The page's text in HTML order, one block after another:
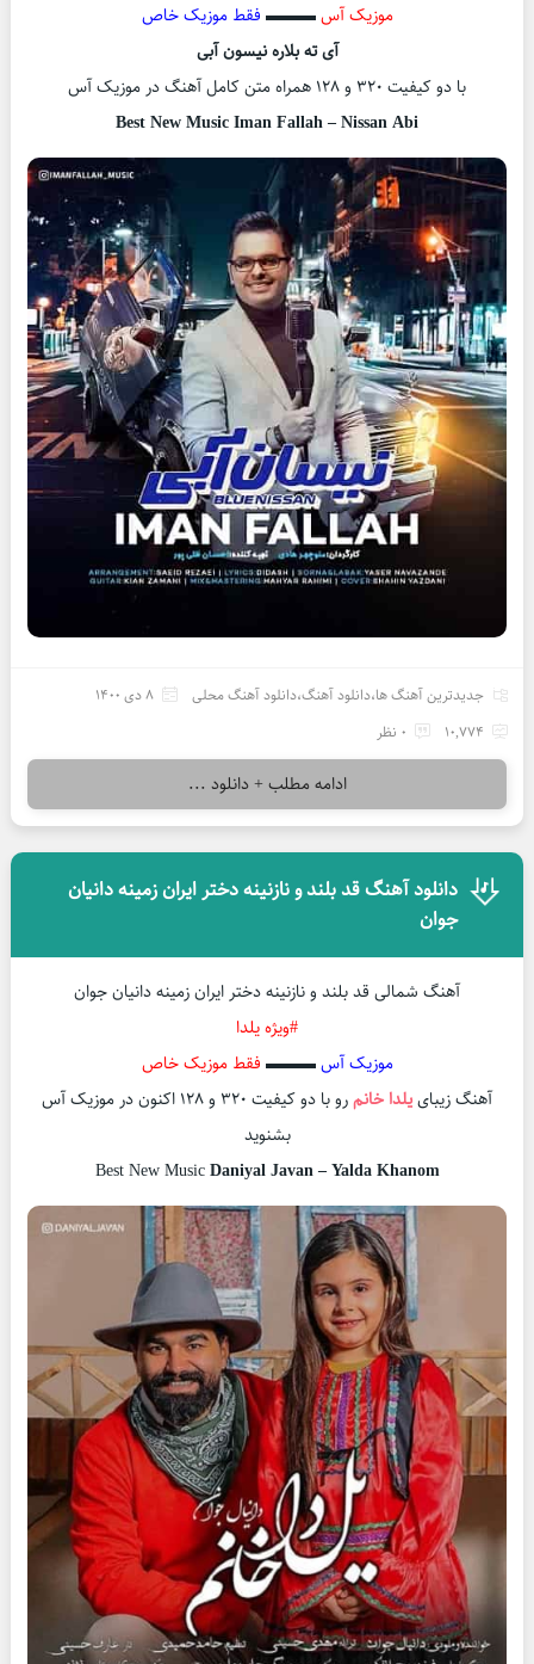
موزیک آس▬▬▬ فقط موزیک خاص
آی ته بلاره نیسون آبی
با دو کیفیت ۳۲۰ و ۱۲۸ همراه متن کامل آهنگ در موزیک آس
Best New Music Iman Fallah – Nissan Abi
جدیدترین آهنگ ها،دانلود آهنگ،دانلود آهنگ محلی
8 دی 1400
10,774
0 نظر
ادامه مطلب + دانلود ...
دانلود آهنگ قد بلند و نازنینه دختر ایران زمینه دانیان
جوان
آهنگ شمالی قد بلند و نازنینه دختر ایران زمینه دانیان جوان
#ویژه یلدا
موزیک آس▬▬▬ فقط موزیک خاص
آهنگ زیباییلدا خانم
رو با دو کیفیت ۳۲۰ و ۱۲۸ اکنون در موزیک آس
بشنوید
Best New MusicDaniyal Javan – Yalda Khanom